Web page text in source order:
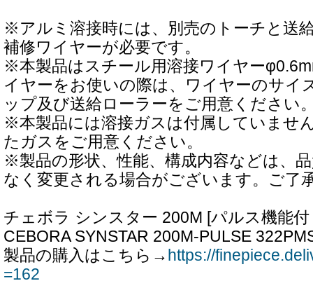
※アルミ溶接時には、別売のトーチと送
補修ワイヤーが必要です。
※本製品はスチール用溶接ワイヤー
イヤーをお使いの際は、ワイヤーのサイ
ップ及び送給ローラーをご用意ください
※本製品には溶接ガスは付属していませ
たガスをご用意ください。
※製品の形状、性能、構成内容などは、
なく変更される場合がございます。ご了
チェボラ シンスター 200M [パルス機能
CEBORA SYNSTAR 200M-PULSE
製品の購入はこちら→ https://
=162